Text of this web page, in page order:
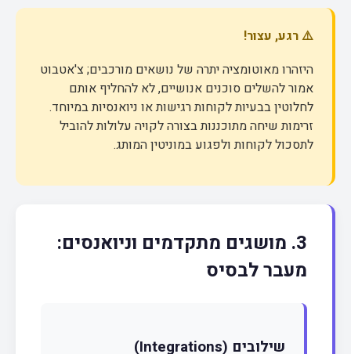
⚠️ רגע, עצור!
היזהרו מאוטומציה יתרה של נושאים מורכבים; צ'אטבוט
אמור להשלים סוכנים אנושיים, לא להחליף אותם
לחלוטין בבעיות לקוחות רגישות או ניואנסיות במיוחד.
זרימות שיחה מתוכננות בצורה לקויה עלולות להוביל
לתסכול לקוחות ולפגוע במוניטין המותג.
3. מושגים מתקדמים וניואנסים:
מעבר לבסיס
שילובים (Integrations)